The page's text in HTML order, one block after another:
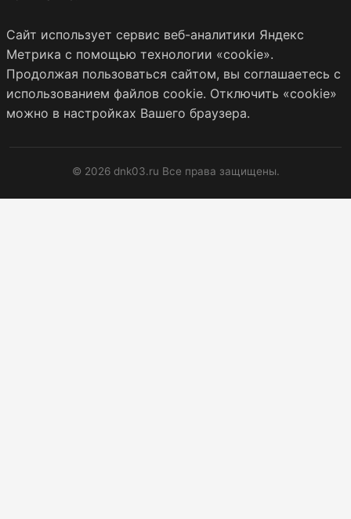
Сайт использует сервис веб-аналитики Яндекс
Метрика с помощью технологии «cookie».
Продолжая пользоваться сайтом, вы соглашаетесь с
использованием файлов cookie. Отключить «cookie»
можно в настройках Вашего браузера.
© 2026 dnk03.ru Все права защищены.